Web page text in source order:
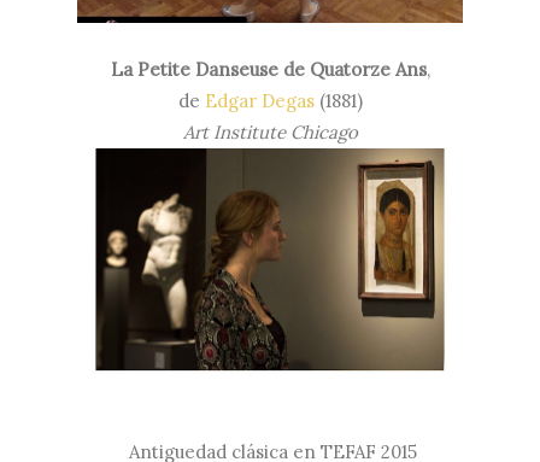
La Petite Danseuse de Quatorze Ans,
de Edgar Degas(1881)
Art Institute Chicago
Antiguedad clásica en TEFAF 2015